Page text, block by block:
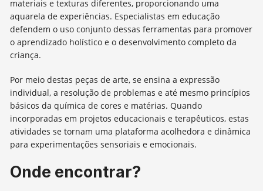
materiais e texturas diferentes, proporcionando uma
aquarela de experiências. Especialistas em educação
defendem o uso conjunto dessas ferramentas para promover
o aprendizado holístico e o desenvolvimento completo da
criança.
Por meio destas peças de arte, se ensina a expressão
individual, a resolução de problemas e até mesmo princípios
básicos da química de cores e matérias. Quando
incorporadas em projetos educacionais e terapêuticos, estas
atividades se tornam uma plataforma acolhedora e dinâmica
para experimentações sensoriais e emocionais.
Onde encontrar?